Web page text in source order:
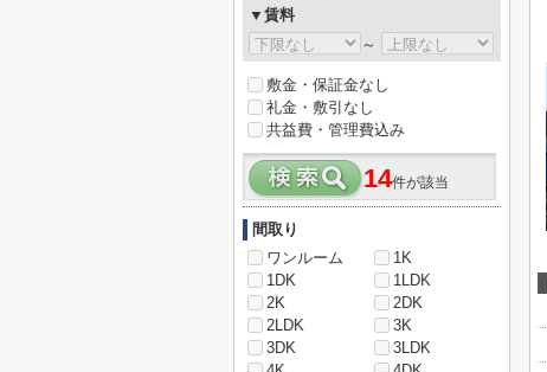
▼賃料
～
敷金・保証金なし
礼金・敷引なし
共益費・管理費込み
14件が該当
間取り
ワンルーム
1K
1DK
1LDK
2K
2DK
2LDK
3K
3DK
3LDK